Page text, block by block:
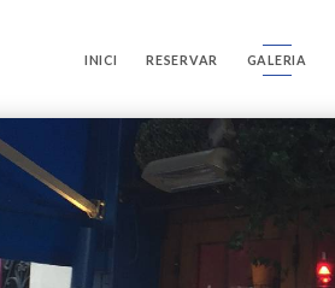
INICI RESERVAR GALERIA